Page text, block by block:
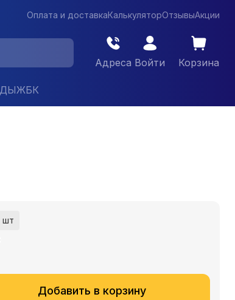
Оплата и доставкаКалькуляторОтзывыАкции
Адреса Войти Корзина
ЖБК
шт
Добавить в корзину